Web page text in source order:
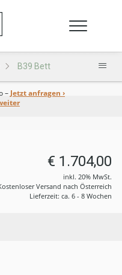
B39 Bett
– Jetzt anfragen ›
€ 1.704,00
inkl. 20% MwSt.
Versand nach Österreich
Lieferzeit: ca. 6 - 8 Wochen